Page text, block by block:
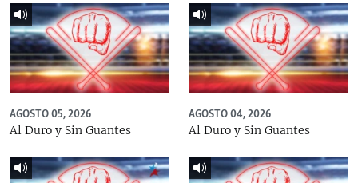
AGOSTO 05, 2026
Al Duro y Sin Guantes
AGOSTO 04, 2026
Al Duro y Sin Guantes